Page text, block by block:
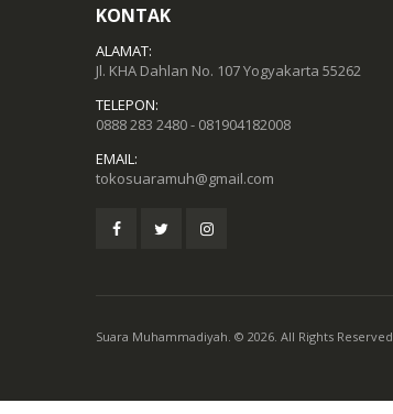
KONTAK
ALAMAT:
Jl. KHA Dahlan No. 107 Yogyakarta 55262
TELEPON:
0888 283 2480 - 081904182008
EMAIL:
tokosuaramuh@gmail.com
Suara Muhammadiyah. © 2026. All Rights Reserved